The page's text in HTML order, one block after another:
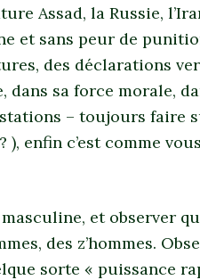
Assad, la Russie,
et sans peur de
des déclarations
dans sa force morale,
– toujours faire
), enfin c’est comme
et observer
des z’hommes.
sorte « puissance